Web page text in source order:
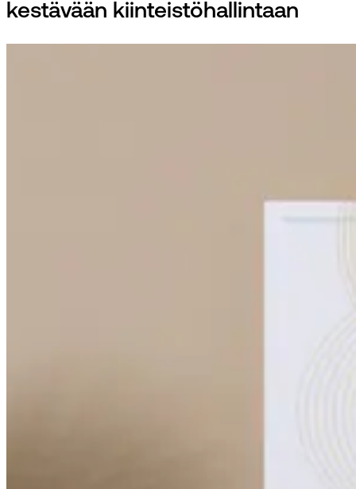
kestävään kiinteistöhallintaan